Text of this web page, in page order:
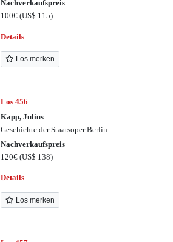
Nachverkaufspreis
100€(US$ 115)
Details
Los merken
Los 456
Kapp, Julius
Geschichte der Staatsoper Berlin
Nachverkaufspreis
120€(US$ 138)
Details
Los merken